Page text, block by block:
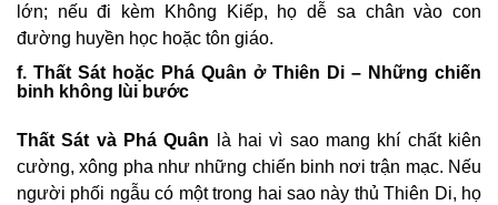
lớn; nếu đi kèm Không Kiếp, họ dễ sa chân vào con
đường huyền học hoặc tôn giáo.
f. Thất Sát hoặc Phá Quân ở Thiên Di – Những chiến
binh không lùi bước
Thất Sát và Phá Quân là hai vì sao mang khí chất kiên
cường, xông pha như những chiến binh nơi trận mạc. Nếu
người phối ngẫu có một trong hai sao này thủ Thiên Di, họ